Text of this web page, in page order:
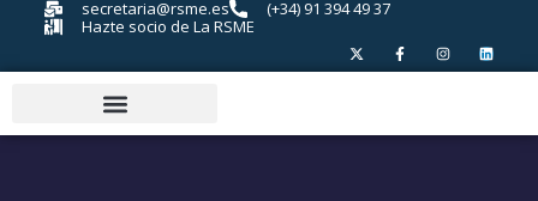
secretaria@rsme.es
(+34) 91 394 49 37
Hazte socio de La RSME